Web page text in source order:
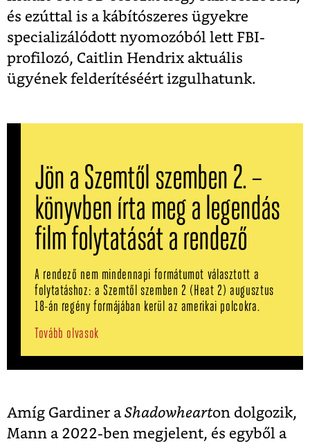
és ezúttal is a kábítószeres ügyekre
specializálódott nyomozóból lett FBI-
profilozó, Caitlin Hendrix aktuális
ügyének felderítéséért izgulhatunk.
Jön a Szemtől szemben 2. –
könyvben írta meg a legendás
film folytatását a rendező
A rendező nem mindennapi formátumot választott a
folytatáshoz: a Szemtől szemben 2 (Heat 2) augusztus
18-án regény formájában kerül az amerikai polcokra.
Tovább olvasok
Amíg Gardiner aShadowhearton dolgozik,
Mann a 2022-ben megjelent, és egyből a